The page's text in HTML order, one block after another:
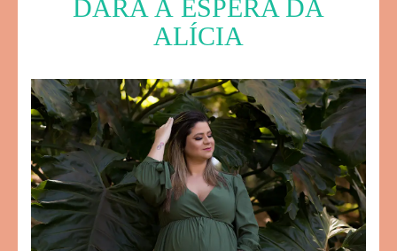
DARA Á ESPERA DA
ALÍCIA